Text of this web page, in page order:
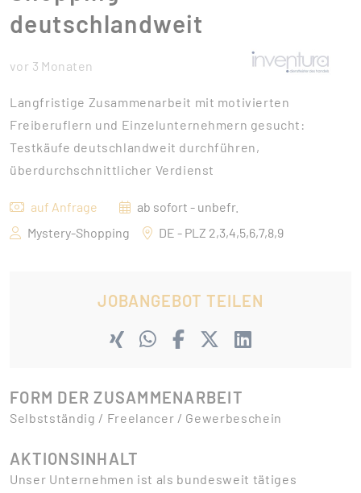
deutschlandweit
vor 3 Monaten
Langfristige Zusammenarbeit mit motivierten
Freiberuflern und Einzelunternehmern gesucht:
Testkäufe deutschlandweit durchführen,
überdurchschnittlicher Verdienst
auf Anfrage
ab sofort - unbefr.
Mystery-Shopping
DE - PLZ 2,3,4,5,6,7,8,9
JOBANGEBOT TEILEN
FORM DER ZUSAMMENARBEIT
Selbstständig / Freelancer / Gewerbeschein
AKTIONSINHALT
Unser Unternehmen ist als bundesweit tätiges